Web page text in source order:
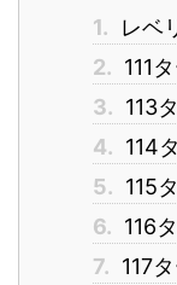
1.
レベ
2. 111
3. 113
4. 114
5. 115
6. 116
7. 117